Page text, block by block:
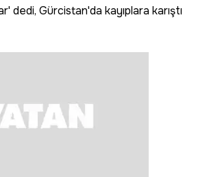
dedi, Gürcistan'da kayıplara karıştı